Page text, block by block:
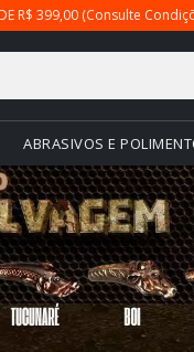
DE R$ 399,00 (Consulte
ABRASIVOS E